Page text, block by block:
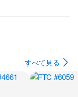
すべて見る